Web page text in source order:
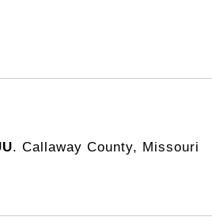
. Callaway County, Missouri